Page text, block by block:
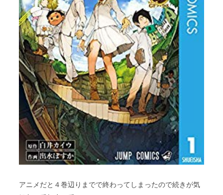
アニメだと４巻辺りまでで終わってしまったので続きが気